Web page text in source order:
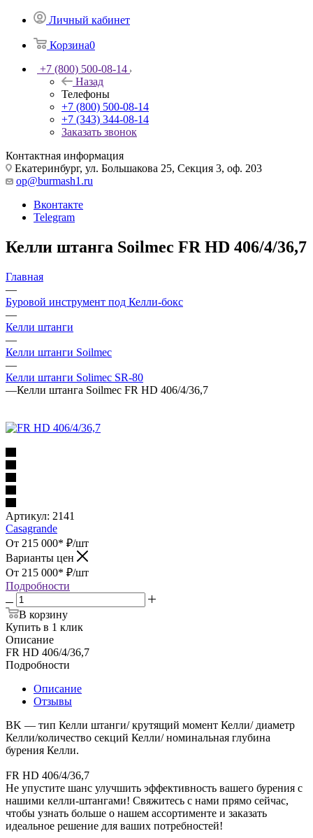
Личный кабинет
Корзина0
+7 (800) 500-08-14
Назад
Телефоны
+7 (800) 500-08-14
+7 (343) 344-08-14
Заказать звонок
Контактная информация
Екатеринбург, ул. Большакова 25, Секция 3, оф. 203
op@burmash1.ru
Вконтакте
Telegram
Келли штанга Soilmec FR HD 406/4/36,7
Главная
—
Буровой инструмент под Келли-бокс
—
Келли штанги
—
Келли штанги Soilmec
—
Келли штанги Solimec SR-80
—Келли штанга Soilmec FR HD 406/4/36,7
Артикул: 2141
Casagrande
От 215 000* ₽/шт
Варианты цен
От 215 000* ₽/шт
Подробности
В корзину
Купить в 1 клик
Описание
FR HD 406/4/36,7
Подробности
Описание
Отзывы
BK — тип Келли штанги/ крутящий момент Келли/ диаметр
Келли/количество секций Келли/ номинальная глубина
бурения Келли.
FR HD 406/4/36,7
Не упустите шанс улучшить эффективность вашего бурения с
нашими келли-штангами! Свяжитесь с нами прямо сейчас,
чтобы узнать больше о нашем ассортименте и заказать
идеальное решение для ваших потребностей!